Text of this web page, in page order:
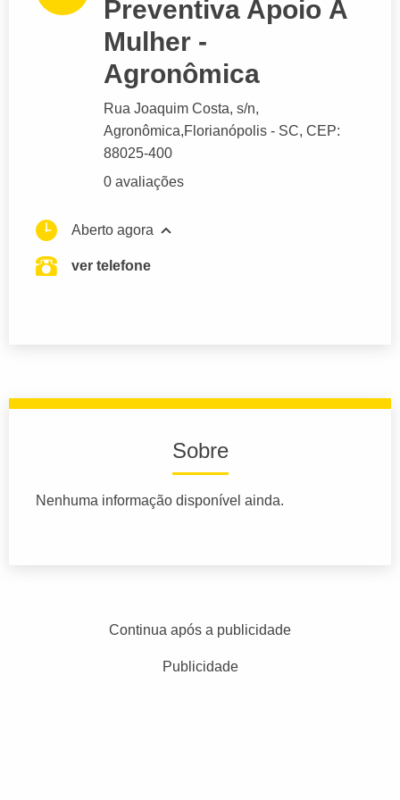
Preventiva Apoio À
Mulher -
Agronômica
Rua Joaquim Costa, s/n,
Agronômica,Florianópolis - SC, CEP:
88025-400
0 avaliações
Aberto agora
ver telefone
Sobre
Nenhuma informação disponível ainda.
Continua após a publicidade
Publicidade